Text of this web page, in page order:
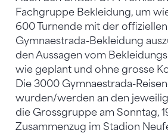
Fachgruppe Bekleidung, um
600 Turnende mit der offiziellen
Gymnaestrada-Bekleidung
den Aussagen vom
wie geplant und ohne grosse
Die 3000 Gymnaestrada-
wurden/werden an den
die Grossgruppe am Sonntag,
Zusammenzug im Stadion